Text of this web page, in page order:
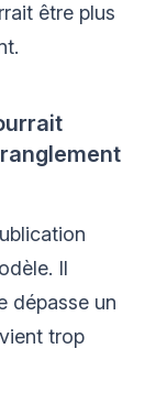
être plus
Il
dépasse un
trop